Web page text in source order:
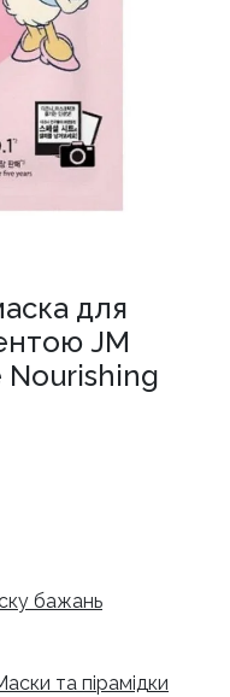
для
JM
Nourishing
бажань
та пірамідки